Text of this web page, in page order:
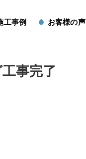
工事例 お客様の声
事完了